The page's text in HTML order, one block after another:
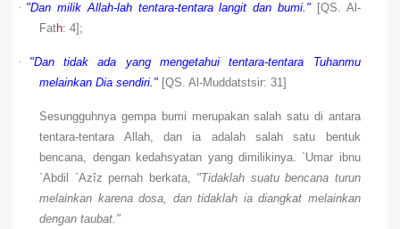
· "Dan milik Allah-lah tentara-tentara langit dan bumi." [QS. Al-
Fath: 4];
·
"Dan tidak ada yang mengetahui tentara-tentara Tuhanmu
melainkan Dia sendiri." [QS. Al-Muddatstsir: 31]
Sesungguhnya gempa bumi merupakan salah satu di antara
tentara-tentara Allah, dan ia adalah salah satu bentuk
bencana, dengan kedahsyatan yang dimilikinya. `Umar ibnu
`Abdil `Azîz pernah berkata, "Tidaklah suatu bencana turun
melainkan karena dosa, dan tidaklah ia diangkat melainkan
dengan taubat."